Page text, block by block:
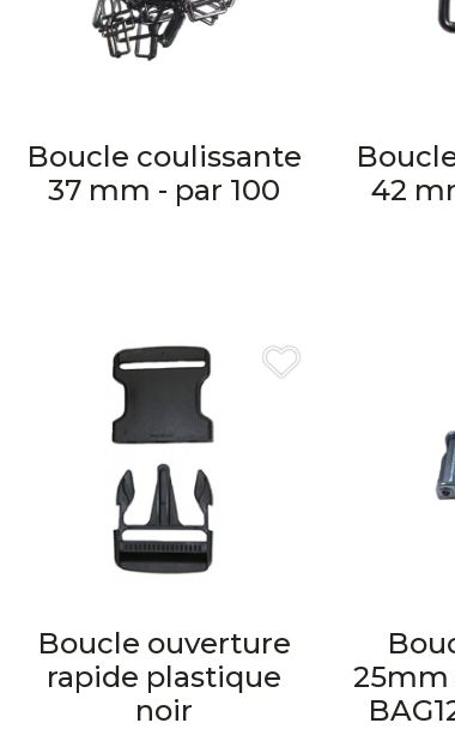
Boucle coulissante
37 mm - par 100
42
Boucle ouverture
rapide plastique
noir
25mm